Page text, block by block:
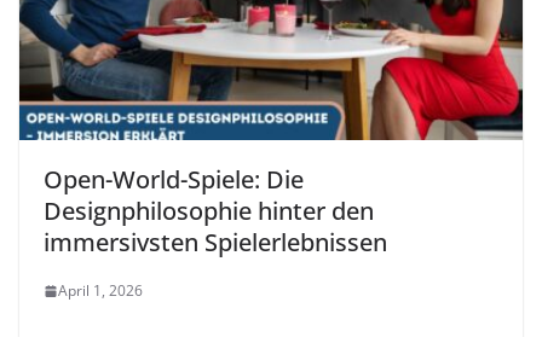
Open-World-Spiele: Die
Designphilosophie hinter den
immersivsten Spielerlebnissen
April 1, 2026